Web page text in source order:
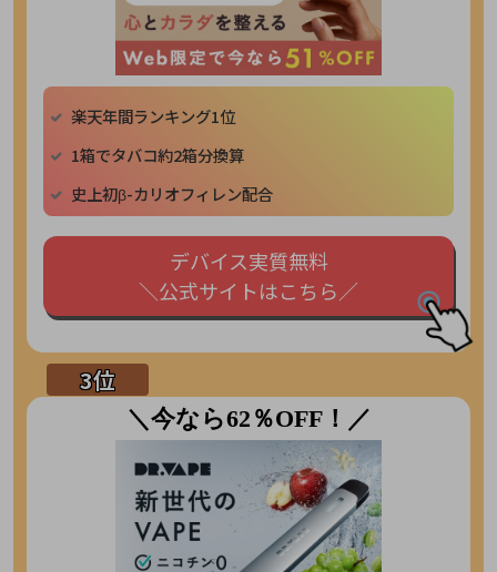
楽天年間ランキング1位
1箱でタバコ約2箱分換算
史上初β-カリオフィレン配合
デバイス実質無料
＼公式サイトはこちら／
＼今なら62％OFF！／